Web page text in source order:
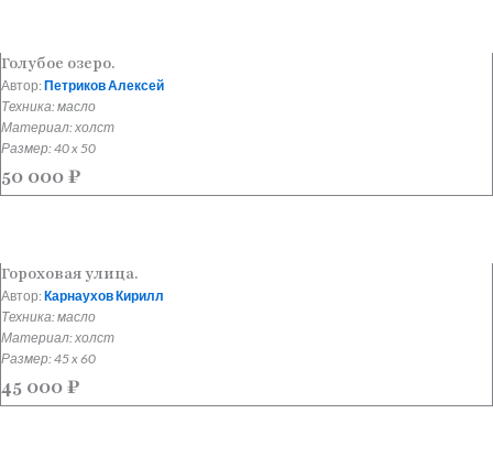
Голубое озеро.
Автор: Петриков Алексей
Техника: масло
Материал: холст
Размер: 40 x 50
50 000₽
Гороховая улица.
Автор: Карнаухов Кирилл
Техника: масло
Материал: холст
Размер: 45 x 60
45 000₽